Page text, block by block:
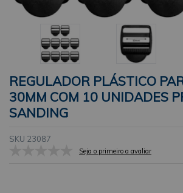
REGULADOR PLÁSTICO
30MM COM 10 UNIDADES
SANDING
SKU 23087
Seja o primeiro a avaliar